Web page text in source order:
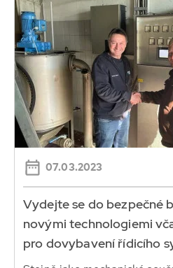
07.03.2023
Vydejte se do bezpečné
novými technologiemi
pro dovybavení řídicího